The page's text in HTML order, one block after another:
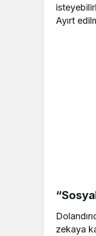
Ayırt
zekaya